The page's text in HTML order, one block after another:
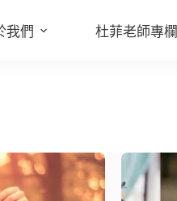
我們 杜菲老師專欄